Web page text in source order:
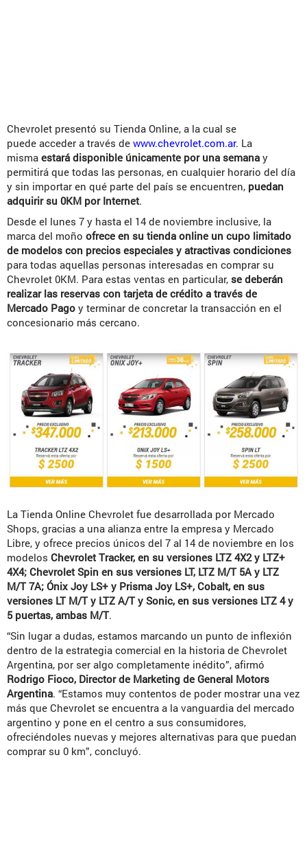
Chevrolet presentó su Tienda Online, a la cual se
puede acceder a través de www.chevrolet.com.ar. La
misma estará disponible únicamente por una semana y
permitirá que todas las personas, en cualquier horario del día
y sin importar en qué parte del país se encuentren, puedan
adquirir su 0KM por Internet.
Desde el lunes 7 y hasta el 14 de noviembre inclusive, la
marca del moño ofrece en su tienda online un cupo limitado
de modelos con precios especiales y atractivas condiciones
para todas aquellas personas interesadas en comprar su
Chevrolet 0KM. Para estas ventas en particular, se deberán
realizar las reservas con tarjeta de crédito a través de
Mercado Pago y terminar de concretar la transacción en el
concesionario más cercano.
La Tienda Online Chevrolet fue desarrollada por Mercado
Shops, gracias a una alianza entre la empresa y Mercado
Libre, y ofrece precios únicos del 7 al 14 de noviembre en los
modelos Chevrolet Tracker, en su versiones LTZ 4X2 y LTZ+
4X4; Chevrolet Spin en sus versiones LT, LTZ M/T 5A y LTZ
M/T 7A; Ónix Joy LS+ y Prisma Joy LS+, Cobalt, en sus
versiones LT M/T y LTZ A/T y Sonic, en sus versiones LTZ 4 y
5 puertas, ambas M/T.
“Sin lugar a dudas, estamos marcando un punto de inflexión
dentro de la estrategia comercial en la historia de Chevrolet
Argentina, por ser algo completamente inédito”, afirmó
Rodrigo Fioco, Director de Marketing de General Motors
Argentina. “Estamos muy contentos de poder mostrar una vez
más que Chevrolet se encuentra a la vanguardia del mercado
argentino y pone en el centro a sus consumidores,
ofreciéndoles nuevas y mejores alternativas para que puedan
comprar su 0 km”, concluyó.